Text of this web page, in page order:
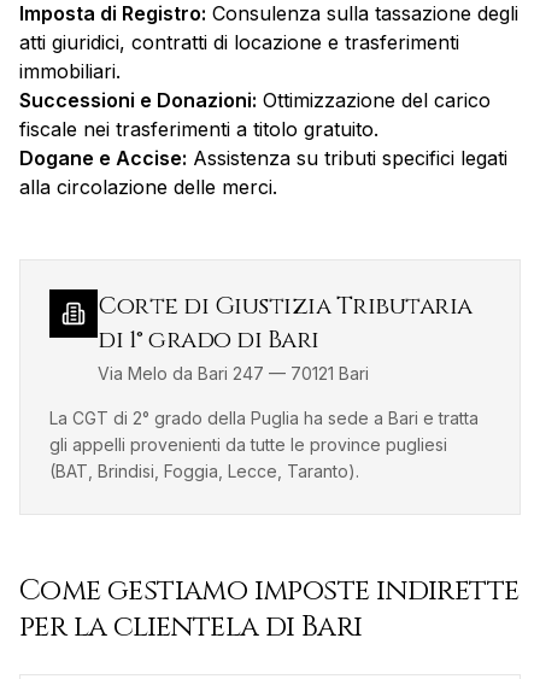
Imposta di Registro: Consulenza sulla tassazione degli
atti giuridici, contratti di locazione e trasferimenti
immobiliari.
Successioni e Donazioni: Ottimizzazione del carico
fiscale nei trasferimenti a titolo gratuito.
Dogane e Accise: Assistenza su tributi specifici legati
alla circolazione delle merci.
Corte di Giustizia Tributaria
di 1° grado di Bari
Via Melo da Bari 247 — 70121 Bari
La CGT di 2° grado della Puglia ha sede a Bari e tratta
gli appelli provenienti da tutte le province pugliesi
(BAT, Brindisi, Foggia, Lecce, Taranto).
Come gestiamo imposte indirette
per la clientela di Bari